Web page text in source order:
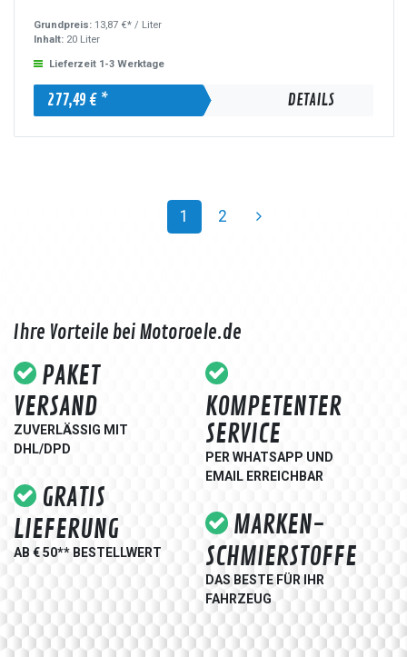
Grundpreis: 13,87 €* / Liter
Inhalt: 20 Liter
Lieferzeit 1-3 Werktage
277,49 € * DETAILS
1 2
Ihre Vorteile bei Motoroele.de
PAKET
VERSAND
ZUVERLÄSSIG MIT
DHL/DPD
GRATIS
LIEFERUNG
AB € 50** BESTELLWERT
KOMPETENTER
SERVICE
PER WHATSAPP UND
EMAIL ERREICHBAR
MARKEN-
SCHMIERSTOFFE
DAS BESTE FÜR IHR
FAHRZEUG